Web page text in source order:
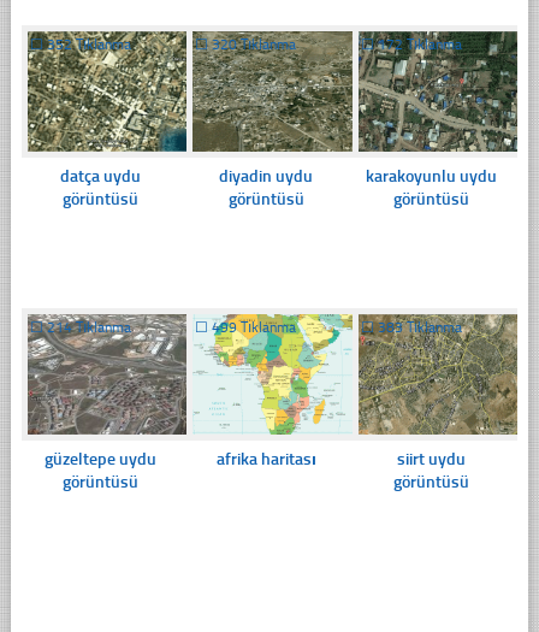
☐352 Tıklanma
datça uydu
görüntüsü
☐320 Tıklanma
diyadin uydu
görüntüsü
☐172 Tıklanma
karakoyunlu uydu
görüntüsü
☐214 Tıklanma
güzeltepe uydu
görüntüsü
☐499 Tıklanma
afrika haritası
☐383 Tıklanma
siirt uydu
görüntüsü